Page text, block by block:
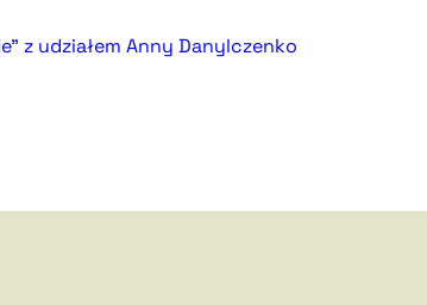
z udziałem Anny Danylczenko